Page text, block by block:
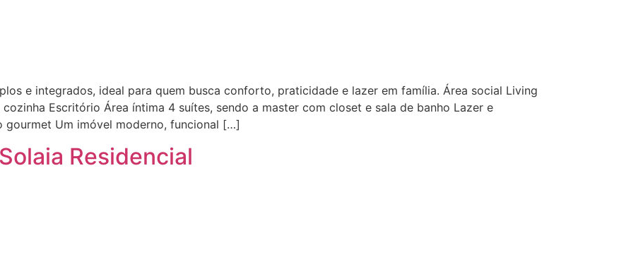
e integrados, ideal para quem busca conforto, praticidade e lazer em família. Área social Living
Escritório Área íntima 4 suítes, sendo a master com closet e sala de banho Lazer e
gourmet Um imóvel moderno, funcional […]
Residencial